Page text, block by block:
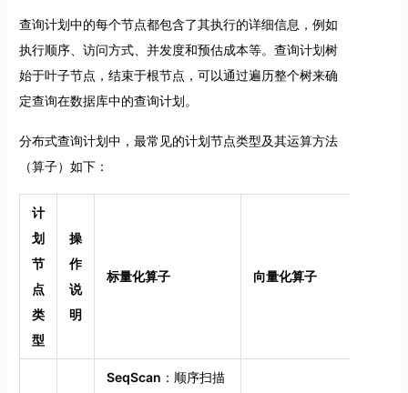
查询计划中的每个节点都包含了其执行的详细信息，例如
执行顺序、访问方式、并发度和预估成本等。查询计划树
始于叶子节点，结束于根节点，可以通过遍历整个树来确
定查询在数据库中的查询计划。
分布式查询计划中，最常见的计划节点类型及其运算方法
（算子）如下：
计
划
节
点
类
型
操
作
说
明
标量化算子 向量化算子
SeqScan ：顺序扫描